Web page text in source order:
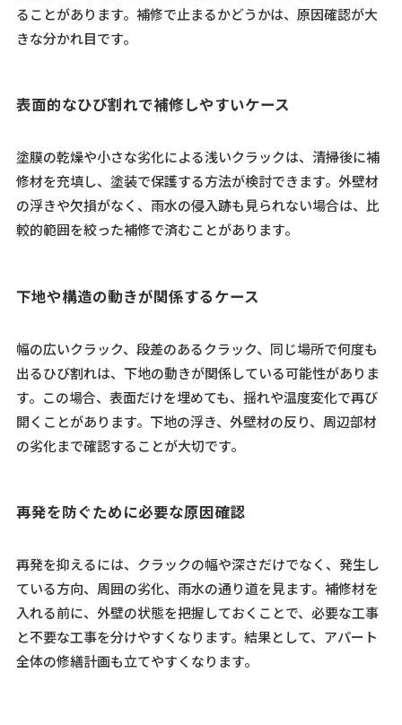
ることがあります。補修で止まるかどうかは、原因確認が大
きな分かれ目です。
表面的なひび割れで補修しやすいケース
塗膜の乾燥や小さな劣化による浅いクラックは、清掃後に補
修材を充填し、塗装で保護する方法が検討できます。外壁材
の浮きや欠損がなく、雨水の侵入跡も見られない場合は、比
較的範囲を絞った補修で済むことがあります。
下地や構造の動きが関係するケース
幅の広いクラック、段差のあるクラック、同じ場所で何度も
出るひび割れは、下地の動きが関係している可能性がありま
す。この場合、表面だけを埋めても、揺れや温度変化で再び
開くことがあります。下地の浮き、外壁材の反り、周辺部材
の劣化まで確認することが大切です。
再発を防ぐために必要な原因確認
再発を抑えるには、クラックの幅や深さだけでなく、発生し
ている方向、周囲の劣化、雨水の通り道を見ます。補修材を
入れる前に、外壁の状態を把握しておくことで、必要な工事
と不要な工事を分けやすくなります。結果として、アパート
全体の修繕計画も立てやすくなります。